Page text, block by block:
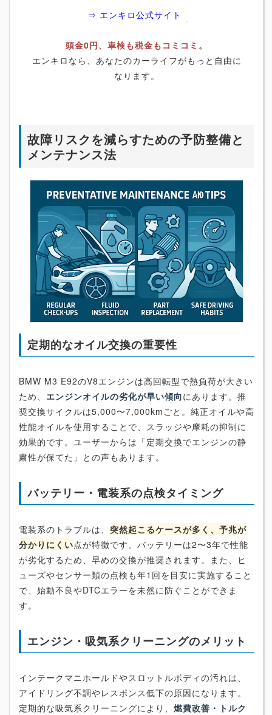
⇒ エンキロ公式サイト
頭金0円、車検も税金もコミコミ。
エンキロなら、あなたのカーライフがもっと自由に
なります。
故障リスクを減らすための予防整備と
メンテナンス法
定期的なオイル交換の重要性
BMW M3 E92のV8エンジンは高回転型で熱負荷が大きい
ため、 エンジンオイルの劣化が早い傾向にあります。推
奨交換サイクルは5,000〜7,000kmごと。純正オイルや高
性能オイルを使用することで、スラッジや摩耗の抑制に
効果的です。ユーザーからは「定期交換でエンジンの静
粛性が保てた」との声もあります。
バッテリー・電装系の点検タイミング
電装系のトラブルは、 突然起こるケースが多く、予兆が
分かりにくい点が特徴です。バッテリーは2〜3年で性能
が劣化するため、早めの交換が推奨されます。また、ヒ
ューズやセンサー類の点検も年1回を目安に実施すること
で、始動不良やDTCエラーを未然に防ぐことができま
す。
エンジン・吸気系クリーニングのメリット
インテークマニホールドやスロットルボディの汚れは、
アイドリング不調やレスポンス低下の原因になります。
定期的な吸気系クリーニングにより、 燃費改善・トルク